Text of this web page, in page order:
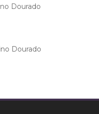
Dourado
Dourado